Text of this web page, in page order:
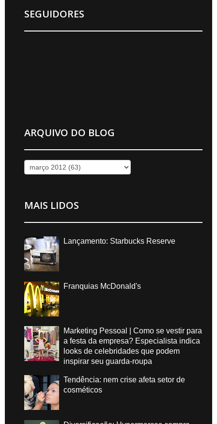
SEGUIDORES
ARQUIVO DO BLOG
MAIS LIDOS
Lançamento: Starbucks Reserve
Franquias McDonald's
Marketing Pessoal | Como se vestir para
a festa da empresa? Especialista indica
looks de celebridades que podem
inspirar seu guarda-roupa
Tendência: nem crise afeta setor de
cosméticos